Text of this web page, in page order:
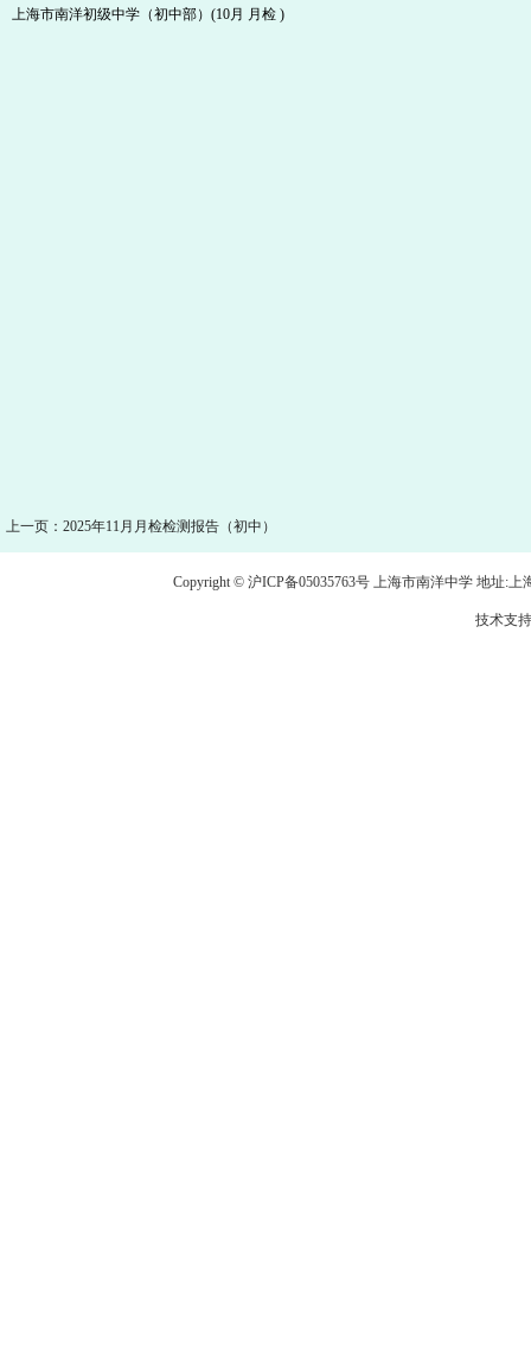
上海市南洋初级中学（初中部）(10月 月检 )
上一页：2025年11月月检检测报告（初中）
Copyright © 沪ICP备05035763号 上海市南洋中学 地址:上
技术支